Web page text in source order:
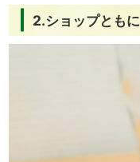
2.ショップともに